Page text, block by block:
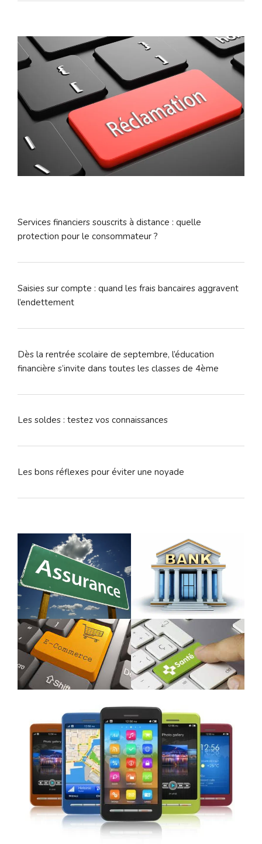
Services financiers souscrits à distance : quelle
protection pour le consommateur ?
Saisies sur compte : quand les frais bancaires aggravent
l’endettement
Dès la rentrée scolaire de septembre, l’éducation
financière s’invite dans toutes les classes de 4ème
Les soldes : testez vos connaissances
Les bons réflexes pour éviter une noyade